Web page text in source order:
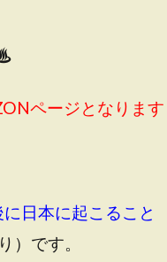
ページとなりま
に日本に起こるこ
）です。